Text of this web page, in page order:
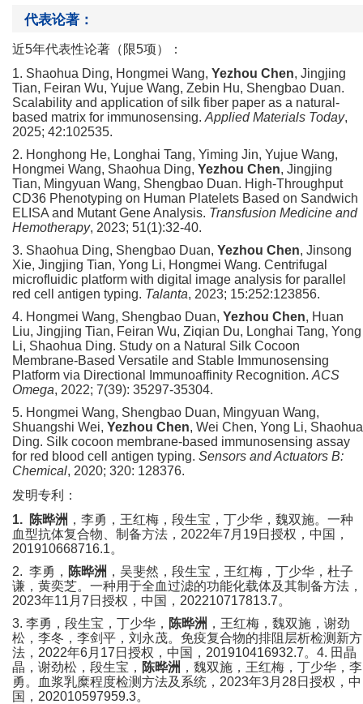
代表论著：
近5年代表性论著（限5项）：
1. Shaohua Ding, Hongmei Wang, Yezhou Chen, Jingjing
Tian, Feiran Wu, Yujue Wang, Zebin Hu, Shengbao Duan.
Scalability and application of silk fiber paper as a natural-
based matrix for immunosensing. Applied Materials Today,
2025; 42:102535.
2. Honghong He, Longhai Tang, Yiming Jin, Yujue Wang,
Hongmei Wang, Shaohua Ding, Yezhou Chen, Jingjing
Tian, Mingyuan Wang, Shengbao Duan. High-Throughput
CD36 Phenotyping on Human Platelets Based on Sandwich
ELISA and Mutant Gene Analysis. Transfusion Medicine and
Hemotherapy, 2023; 51(1):32-40.
3. Shaohua Ding, Shengbao Duan, Yezhou Chen, Jinsong
Xie, Jingjing Tian, Yong Li, Hongmei Wang. Centrifugal
microfluidic platform with digital image analysis for parallel
red cell antigen typing. Talanta, 2023; 15:252:123856.
4. Hongmei Wang, Shengbao Duan, Yezhou Chen, Huan
Liu, Jingjing Tian, Feiran Wu, Ziqian Du, Longhai Tang, Yong
Li, Shaohua Ding. Study on a Natural Silk Cocoon
Membrane-Based Versatile and Stable Immunosensing
Platform via Directional Immunoaffinity Recognition. ACS
Omega, 2022; 7(39): 35297-35304.
5. Hongmei Wang, Shengbao Duan, Mingyuan Wang,
Shuangshi Wei, Yezhou Chen, Wei Chen, Yong Li, Shaohua
Ding. Silk cocoon membrane-based immunosensing assay
for red blood cell antigen typing. Sensors and Actuators B:
Chemical, 2020; 320: 128376.
发明专利：
1. 陈晔洲 ，李勇，王红梅，段生宝，丁少华，魏双施。一种
血型抗体复合物、制备方法， 2022年7月19日授权，中国，
201910668716.1。
2. 李勇， 陈晔洲 ，吴斐然，段生宝，王红梅，丁少华，杜子
谦，黄奕芝。 一种用于全血过滤的功能化载体及其制备方法 ，
2023年11月7 日 授权，中国， 202210717813.7。
3. 李勇，段生宝，丁少华， 陈晔洲 ，王红梅，魏双施，谢劲
松，李冬，李剑平，刘永茂。免疫复合物的排阻层析检测新方
法， 2022年6月17日授权，中国，201910416932.7。 4. 田晶
晶，谢劲松，段生宝， 陈晔洲 ，魏双施，王红梅，丁少华，李
勇。血浆乳糜程度检测方法及系统， 2023年3月28日授权，中
国，202010597959.3。